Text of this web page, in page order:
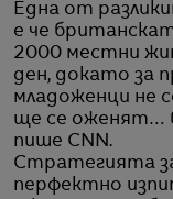
Една от
е че
2000 местни
ден, докато за
младоженци не
ще се оженят…
пише CNN.
Стратегията
перфектно